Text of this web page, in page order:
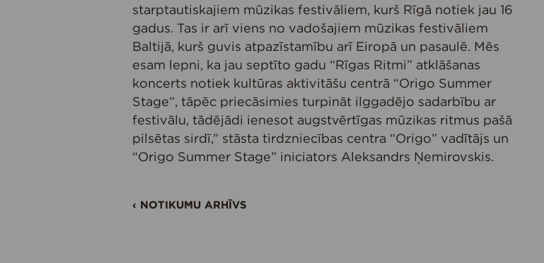
starptautiskajiem mūzikas festivāliem, kurš Rīgā notiek jau 16
gadus. Tas ir arī viens no vadošajiem mūzikas festivāliem
Baltijā, kurš guvis atpazīstamību arī Eiropā un pasaulē. Mēs
esam lepni, ka jau septīto gadu “Rīgas Ritmi” atklāšanas
koncerts notiek kultūras aktivitāšu centrā “Origo Summer
Stage”, tāpēc priecāsimies turpināt ilggadējo sadarbību ar
festivālu, tādējādi ienesot augstvērtīgas mūzikas ritmus pašā
pilsētas sirdī,” stāsta tirdzniecības centra “Origo” vadītājs un
“Origo Summer Stage” iniciators Aleksandrs Ņemirovskis.
‹ NOTIKUMU ARHĪVS